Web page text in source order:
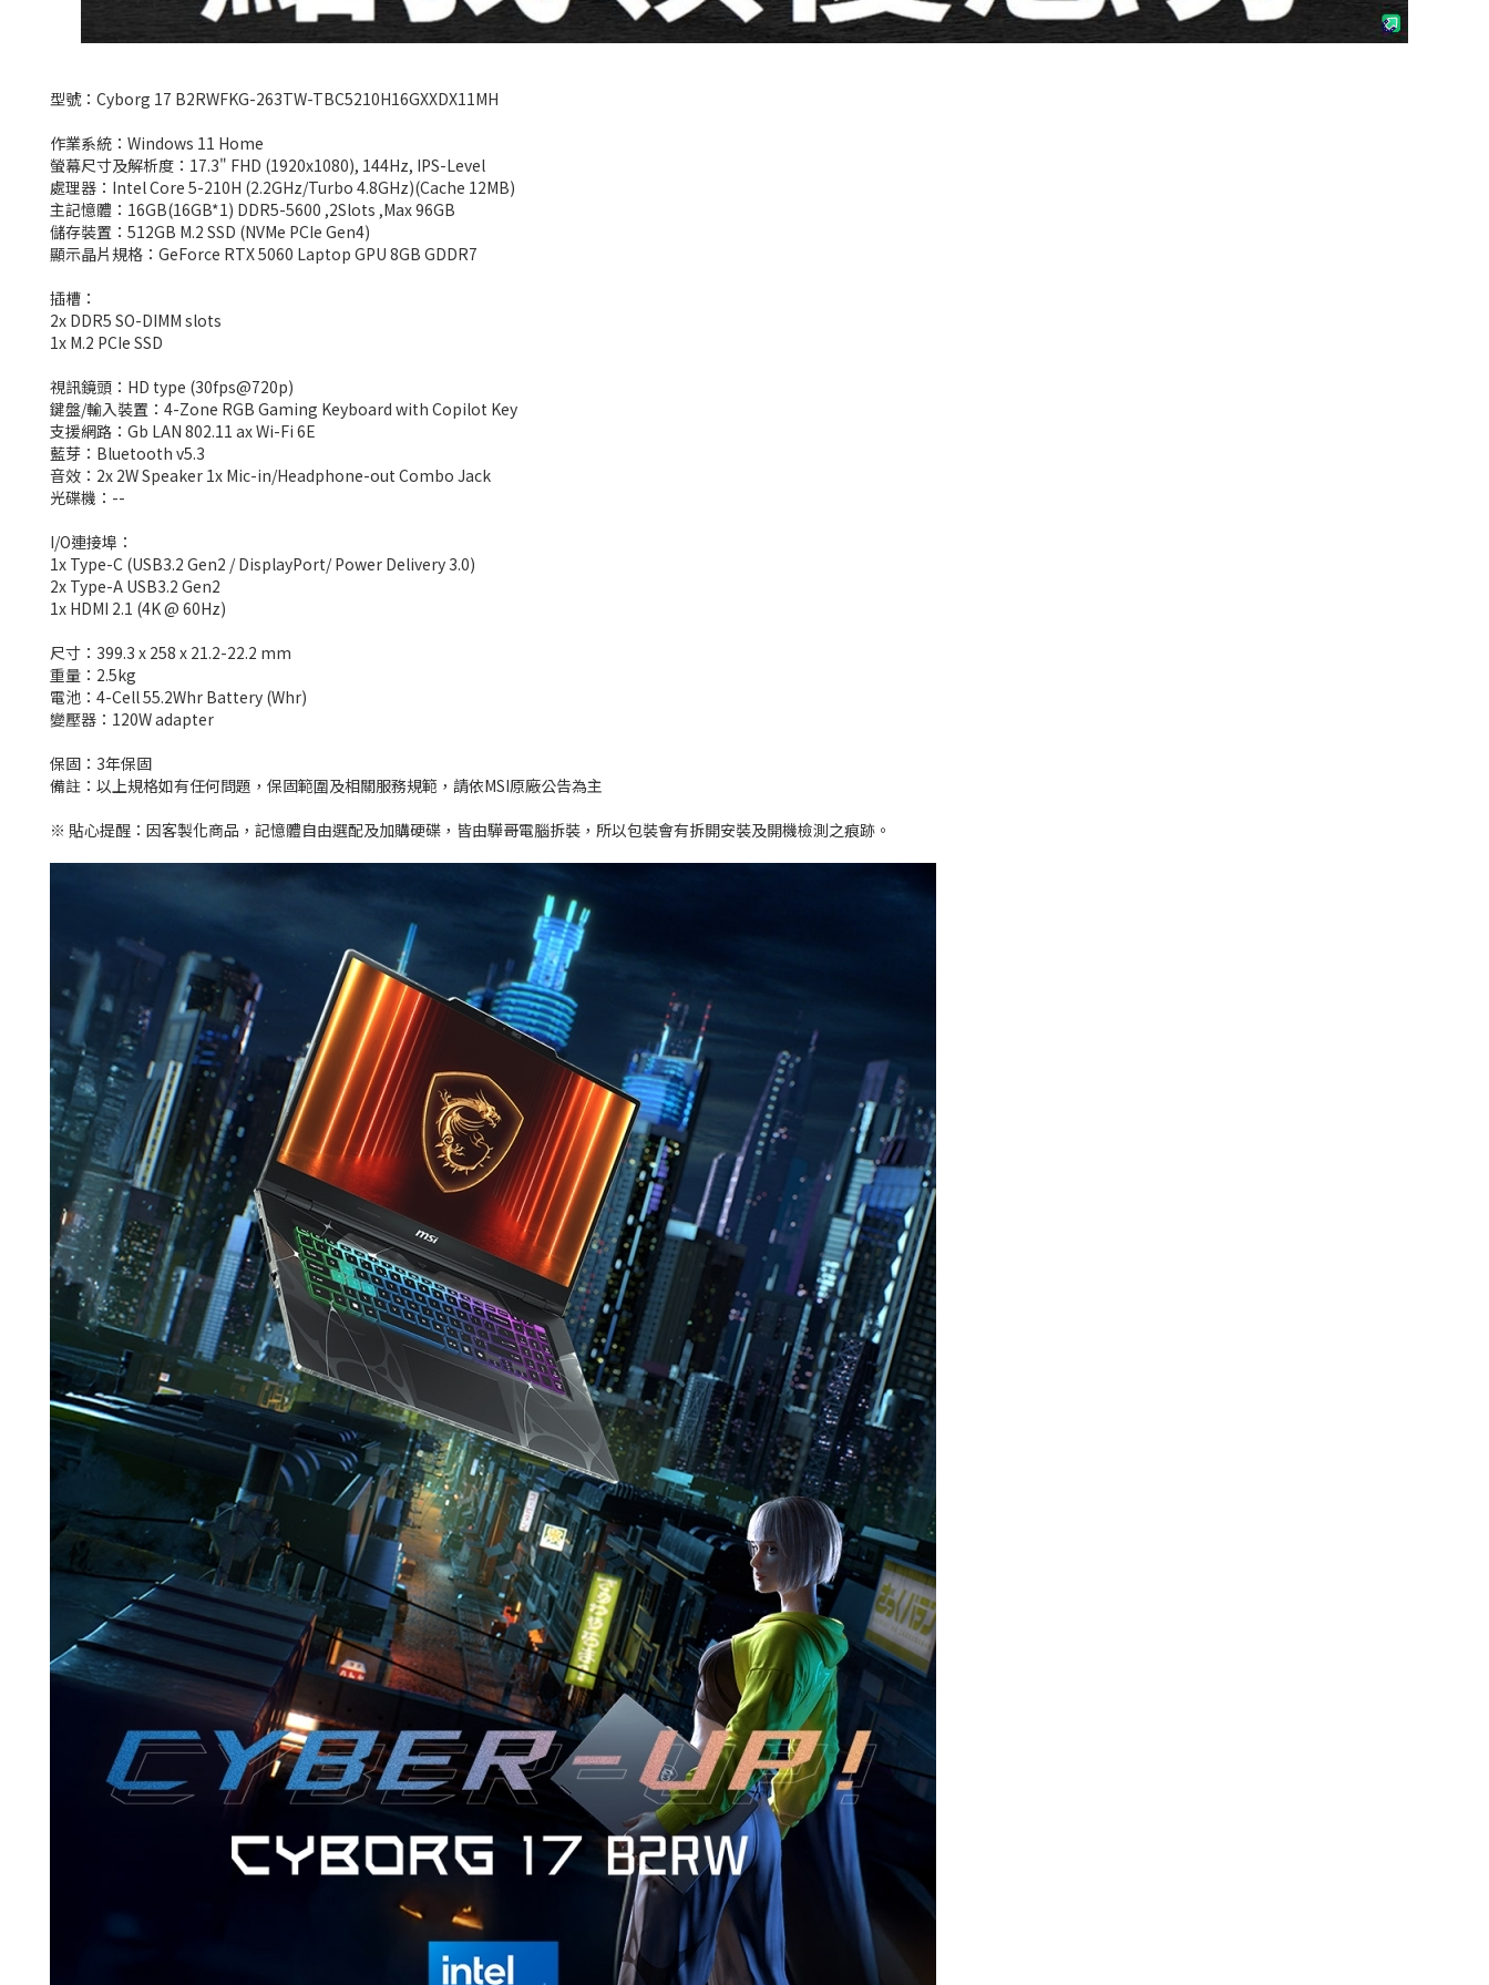
型號：Cyborg 17 B2RWFKG-263TW-TBC5210H16GXXDX11MH
作業系統：Windows 11 Home
螢幕尺寸及解析度：17.3" FHD (1920x1080), 144Hz, IPS-Level
處理器：Intel Core 5-210H (2.2GHz/Turbo 4.8GHz)(Cache 12MB)
主記憶體：16GB(16GB*1) DDR5-5600 ,2Slots ,Max 96GB
儲存裝置：512GB M.2 SSD (NVMe PCIe Gen4)
顯示晶片規格：GeForce RTX 5060 Laptop GPU 8GB GDDR7
插槽：
2x DDR5 SO-DIMM slots
1x M.2 PCIe SSD
視訊鏡頭：HD type (30fps@720p)
鍵盤/輸入裝置：4-Zone RGB Gaming Keyboard with Copilot Key
支援網路：Gb LAN 802.11 ax Wi-Fi 6E
藍芽：Bluetooth v5.3
音效：2x 2W Speaker 1x Mic-in/Headphone-out Combo Jack
光碟機：--
I/O連接埠：
1x Type-C (USB3.2 Gen2 / DisplayPort/ Power Delivery 3.0)
2x Type-A USB3.2 Gen2
1x HDMI 2.1 (4K @ 60Hz)
尺寸：399.3 x 258 x 21.2-22.2 mm
重量：2.5kg
電池：4-Cell 55.2Whr Battery (Whr)
變壓器：120W adapter
保固：3年保固
備註：以上規格如有任何問題，保固範圍及相關服務規範，請依MSI原廠公告為主
※ 貼心提醒：因客製化商品，記憶體自由選配及加購硬碟，皆由驊哥電腦拆裝，所以包裝會有拆開安裝及開機檢測之痕跡。